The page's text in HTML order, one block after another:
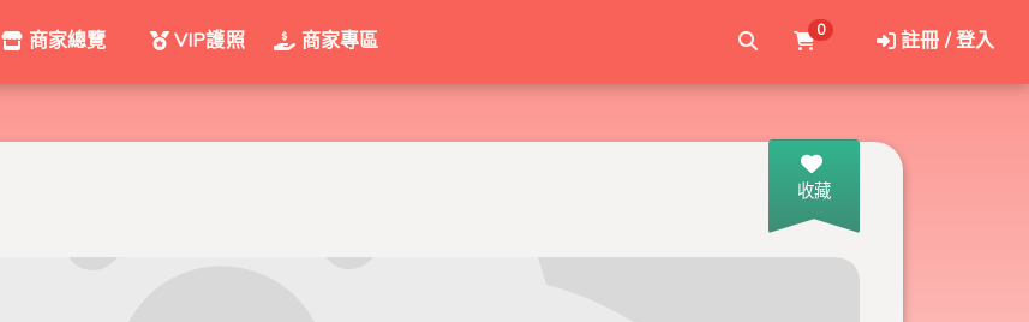
商家總覽 VIP護照 商家專區 0 註冊 / 登入
收藏